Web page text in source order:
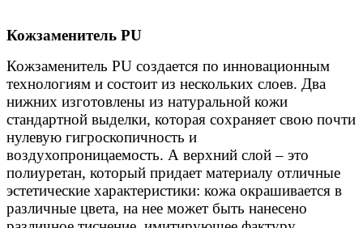
Кожзаменитель PU
Кожзаменитель PU создается по инновационным
технологиям и состоит из нескольких слоев. Два
нижних изготовлены из натуральной кожи
стандартной выделки, которая сохраняет свою почти
нулевую гигроскопичность и
воздухопроницаемость. А верхний слой – это
полиуретан, который придает материалу отличные
эстетические характеристики: кожа окрашивается в
различные цвета, на нее может быть нанесено